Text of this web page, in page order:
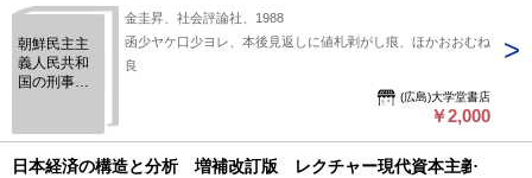
朝鮮民主主
義人民共和
国の刑事法
金圭昇、社会評論社、1988
函少ヤケ口少ヨレ、本後見返しに値札剥がし痕、ほかおおむね
良
(広島)大学堂書店
￥2,000
日本経済の構造と分析 増補改訂版 レクチャー現代資本主義